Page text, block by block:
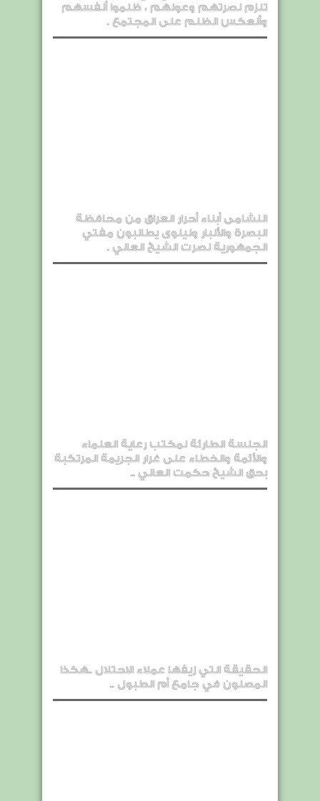
تلزم نصرتهم وعونهم ، ظلموا أنفسهم
وأنعكس الظلم على المجتمع .
النشامى أبناء أحرار العراق من محافظة
البصرة والأنبار ونينوى يطالبون مفتي
الجمهورية نصرت الشيخ العاني .
الجلسة الطارئة لمكتب رعاية العلماء
والأئمة والخطاء على غرار الجريمة المرتكبة
بحق الشيخ حكمت العاني ..
الحقيقة التي زيفها عملاء الاحتلال ..هكذا
المصلون في جامع أم الطبول ..